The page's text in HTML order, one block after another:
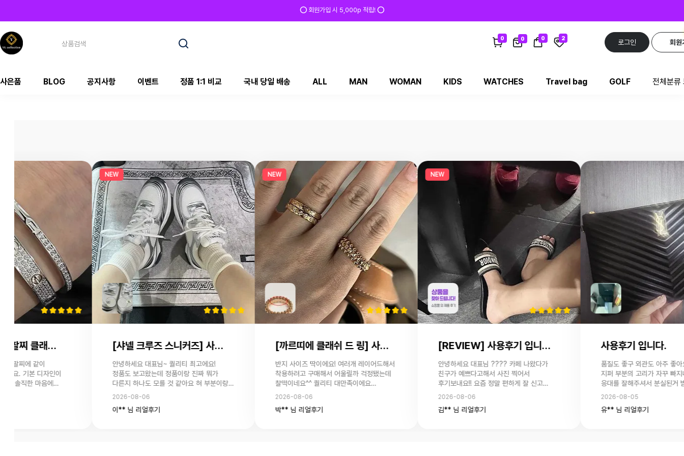
⭕ 회원가입 시 5,000p 적립! ⭕
0 0 0 2
로그인 회원
사은품 BLOG 공지사항 이벤트 정품 1:1 비교 국내 당일 배송 ALL MAN WOMAN KIDS WATCHES Travel bag GOLF 전체분류
[까르띠에 러브 팔찌 클래식 파베 세팅] 사용후기 입니다.
드 팔찌에 같이
어요. 기본 디자인이
라 솔직한 마음에
NEW
[샤넬 크루즈 스니커즈] 사용후기 입니다.
안녕하세요 대표님~ 퀄리티 최고에요!
정품도 보고왔는데 정품이랑 진짜 뭐가
다른지 하나도 모를 것 같아요 혀 부분이랑
로고도 짱짱하고 마감도 최고에요~ 역시
아쉬웠던건 이 제품은 다른 제품에 비해
2026-08-06
이** 님 리얼후기
NEW
[까르띠에 클래쉬 드 링] 사용후기 입니다.
반지 사이즈 딱이에요! 여러개 레이어드해서
착용하려고 구매해서 어울릴까 걱정됐는데
찰떡이네요^^ 퀄리티 대만족이에요
감사해요!
2026-08-06
박** 님 리얼후기
NEW
[REVIEW] 사용후기 입니다.
안녕하세요 대표님 ???? 카페 나왔다가
친구가 예쁘다고해서 사진 찍어서
후기보내요!! 요즘 정말 편하게 잘 신고
다니구 있어요 여름 내내 신을 듯 ㅎㅎㅎ
사진 전달해드리면 찾아주실 수 있나요??
2026-08-06
김** 님 리얼후기
사용후기 입니다.
품질도 좋구 외관도 아주 좋
지퍼 부분의 고리가 자꾸 빠
응대를 잘해주셔서 분실된거
없어졌습니다 ㅠㅠ 염치 없지
2026-08-05
유** 님 리얼후기